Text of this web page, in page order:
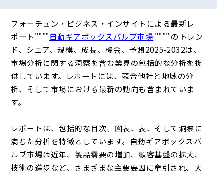
フォーチュン・ビジネス・インサイトによる最新レ
ポート""""自動ギアボックスバルブ市場 """" のトレン
ド、シェア、規模、成長、機会、予測2025-2032は、
市場分析に関する洞察を含む業界の包括的な分析を提
供しています。レポートには、競合他社と地域の分
析、そして市場における最新の動向も含まれていま
す。
レポートは、包括的な目次、図表、表、そして洞察に
満ちた分析を特徴としています。自動ギアボックスバ
ルブ市場は近年、製品需要の増加、顧客基盤の拡大、
技術の進歩など、さまざまな主要要因に牽引され、大